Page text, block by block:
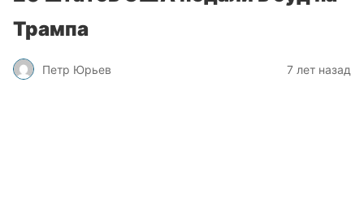
Трампа
Петр Юрьев 7 лет назад